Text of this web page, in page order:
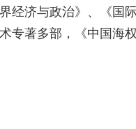
经济与政治》、《国
专著多部，《中国海